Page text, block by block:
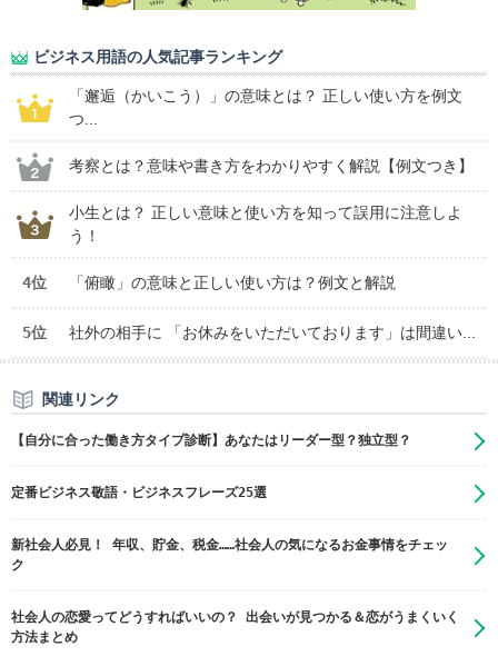
ビジネス用語の人気記事ランキング
「邂逅（かいこう）」の意味とは？ 正しい使い方を例文
つ...
考察とは？意味や書き方をわかりやすく解説【例文つき】
小生とは？ 正しい意味と使い方を知って誤用に注意しよ
う！
4位 「俯瞰」の意味と正しい使い方は？例文と解説
5位 社外の相手に 「お休みをいただいております」は間違い...
関連リンク
【自分に合った働き方タイプ診断】あなたはリーダー型？独立型？
定番ビジネス敬語・ビジネスフレーズ25選
新社会人必見！ 年収、貯金、税金……社会人の気になるお金事情をチェッ
ク
社会人の恋愛ってどうすればいいの？ 出会いが見つかる＆恋がうまくいく
方法まとめ